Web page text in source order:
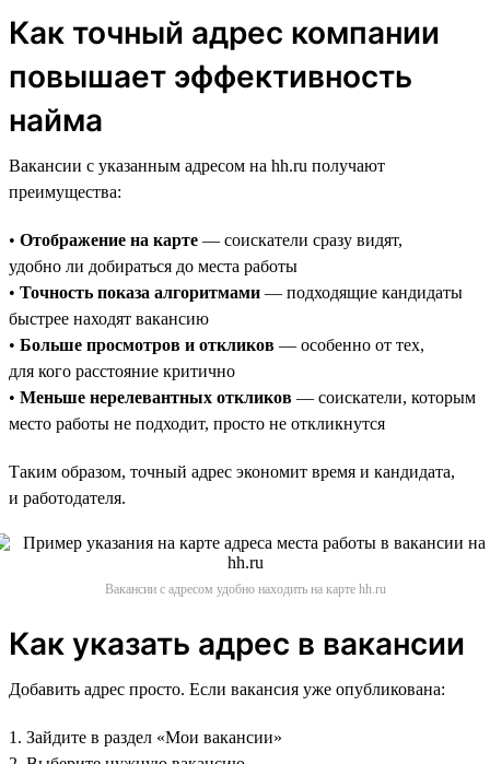
Как точный адрес компании
повышает эффективность
найма
Вакансии с указанным адресом на hh.ru получают
преимущества:
• Отображение на карте — соискатели сразу видят,
удобно ли добираться до места работы
• Точность показа алгоритмами — подходящие кандидаты
быстрее находят вакансию
• Больше просмотров и откликов — особенно от тех,
для кого расстояние критично
• Меньше нерелевантных откликов — соискатели, которым
место работы не подходит, просто не откликнутся
Таким образом, точный адрес экономит время и кандидата,
и работодателя.
Вакансии с адресом удобно находить на карте hh.ru
Как указать адрес в вакансии
Добавить адрес просто. Если вакансия уже опубликована:
1. Зайдите в раздел «Мои вакансии»